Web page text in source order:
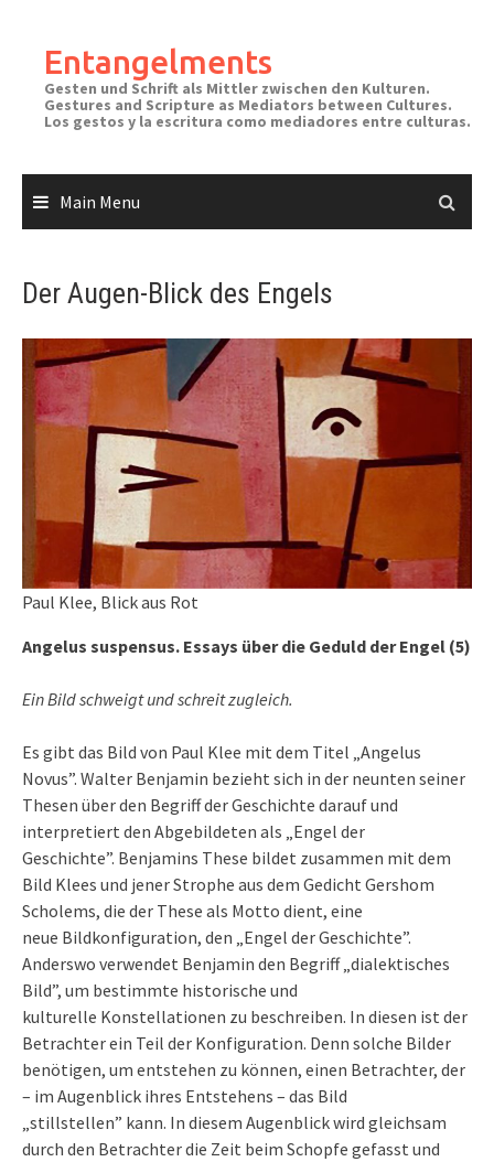
contentEntangelments
Gesten und Schrift als Mittler zwischen den Kulturen.
Gestures and Scripture as Mediators between Cultures.
Los gestos y la escritura como mediadores entre culturas.
Main Menu
Der Augen-Blick des Engels
Paul Klee, Blick aus Rot
Angelus suspensus. Essays über die Geduld der Engel (5)
Ein Bild schweigt und schreit zugleich.
Es gibt das Bild von Paul Klee mit dem Titel „Angelus
Novus”. Walter Benjamin bezieht sich in der neunten seiner
Thesen über den Begriff der Geschichte darauf und
interpretiert den Abgebildeten als „Engel der
Geschichte”. Benjamins These bildet zusammen mit dem
Bild Klees und jener Strophe aus dem Gedicht Gershom
Scholems, die der These als Motto dient, eine
neue Bildkonfiguration, den „Engel der Geschichte”.
Anderswo verwendet Benjamin den Begriff „dialektisches
Bild”, um bestimmte historische und
kulturelle Konstellationen zu beschreiben. In diesen ist der
Betrachter ein Teil der Konfiguration. Denn solche Bilder
benötigen, um entstehen zu können, einen Betrachter, der
– im Augenblick ihres Entstehens – das Bild
„stillstellen” kann. In diesem Augenblick wird gleichsam
durch den Betrachter die Zeit beim Schopfe gefasst und